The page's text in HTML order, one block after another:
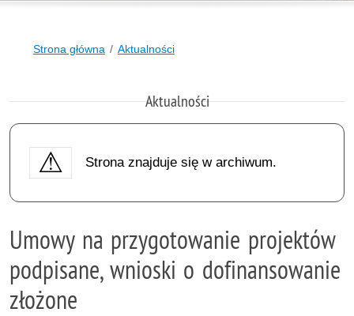
Strona główna Aktualności
Aktualności
Strona znajduje się w archiwum.
Umowy na przygotowanie projektów
podpisane, wnioski o dofinansowanie
złożone